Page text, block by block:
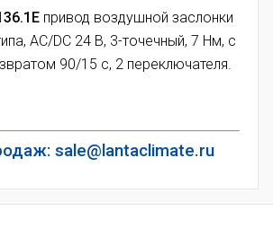
привод воздушной заслонки
AC/DC 24 В, 3-точечный, 7 Нм, с
90/15 с, 2 переключателя.
sale@lantaclimate.ru